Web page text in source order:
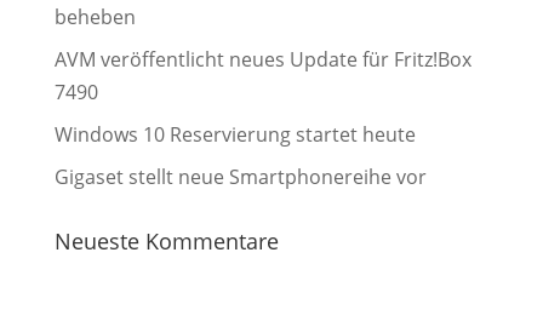
beheben
AVM veröffentlicht neues Update für Fritz!Box
7490
Windows 10 Reservierung startet heute
Gigaset stellt neue Smartphonereihe vor
Neueste Kommentare